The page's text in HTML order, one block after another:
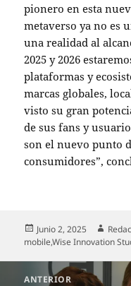
pionero en esta
metaverso ya no es
una realidad al
2025 y 2026
plataformas y
marcas globales,
visto su gran
de sus fans y
son el nuevo punto
consumidores”,
Publicado
el
Junio 2, 2025 Autor
mobile,Wise Innovation
Navegación
ANTERIOR